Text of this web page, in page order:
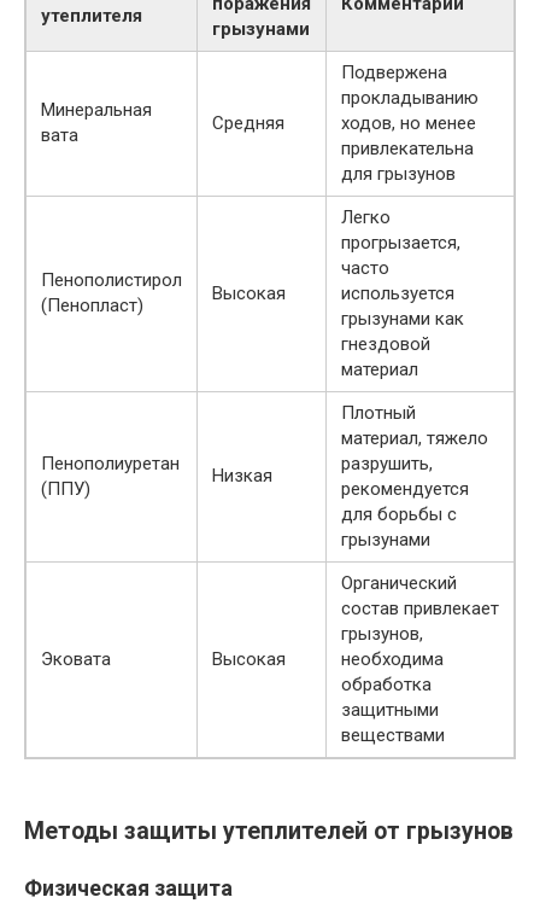
утеплителя
грызунами
Минеральная
вата
Средняя
Подвержена
прокладыванию
ходов, но менее
привлекательна
для грызунов
Пенополистирол
(Пенопласт)
Высокая
Легко
прогрызается,
часто
используется
грызунами как
гнездовой
материал
Пенополиуретан
(ППУ)
Низкая
Плотный
материал, тяжело
разрушить,
рекомендуется
для борьбы с
грызунами
Эковата Высокая
Органический
состав привлекает
грызунов,
необходима
обработка
защитными
веществами
Методы защиты утеплителей от грызунов
Физическая защита